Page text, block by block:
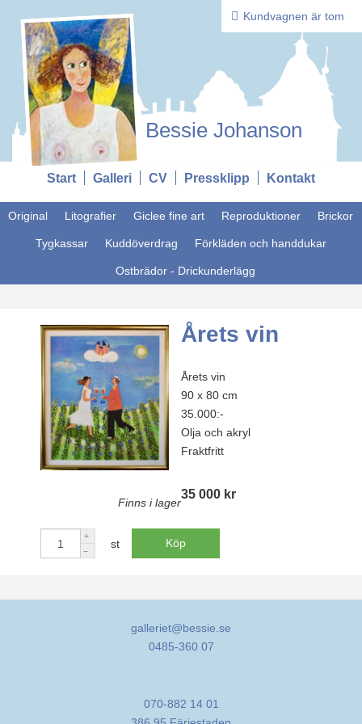
Bessie Johanson
Start Galleri CV Pressklipp Kontakt
Kundvagnen är tom
Original Litografier Giclee fine art Reproduktioner Brickor
Tygkassar Kuddöverdrag Förkläden och handdukar
Ostbrädor - Drickunderlägg
Årets vin
Årets vin
90 x 80 cm
35.000:-
Olja och akryl
Fraktfritt
35 000 kr
Finns i lager
st Köp
galleriet@bessie.se
0485-360 07
070-882 14 01